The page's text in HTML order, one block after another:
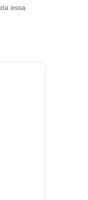
essa